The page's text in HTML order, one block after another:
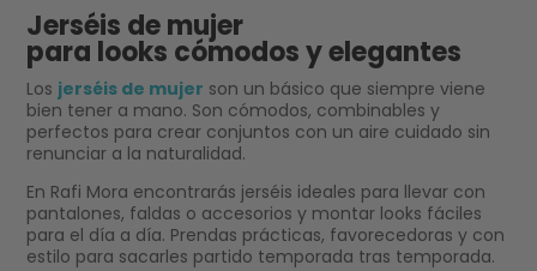
Jerséis de mujer
para looks cómodos y elegantes
Los jerséis de mujer son un básico que siempre viene
bien tener a mano. Son cómodos, combinables y
perfectos para crear conjuntos con un aire cuidado sin
renunciar a la naturalidad.
En Rafi Mora encontrarás jerséis ideales para llevar con
pantalones, faldas o accesorios y montar looks fáciles
para el día a día. Prendas prácticas, favorecedoras y con
estilo para sacarles partido temporada tras temporada.